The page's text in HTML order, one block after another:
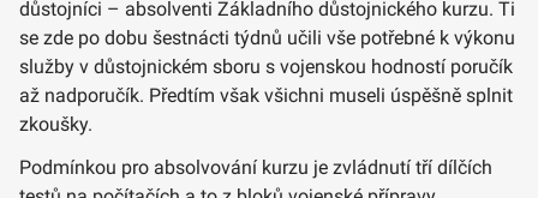
důstojníci – absolventi Základního důstojnického kurzu. Ti
se zde po dobu šestnácti týdnů učili vše potřebné k výkonu
služby v důstojnickém sboru s vojenskou hodností poručík
až nadporučík. Předtím však všichni museli úspěšně splnit
zkoušky.
Podmínkou pro absolvování kurzu je zvládnutí tří dílčích